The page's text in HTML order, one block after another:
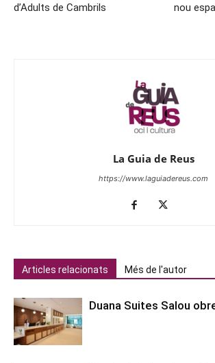
d’Adults de Cambrils
nou
La Guia de Reus
https://www.laguiadereus.com
Articles relacionats Més de l'autor
Duana Suites Salou